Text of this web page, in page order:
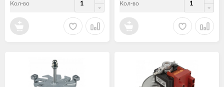
Кол-во Кол-во